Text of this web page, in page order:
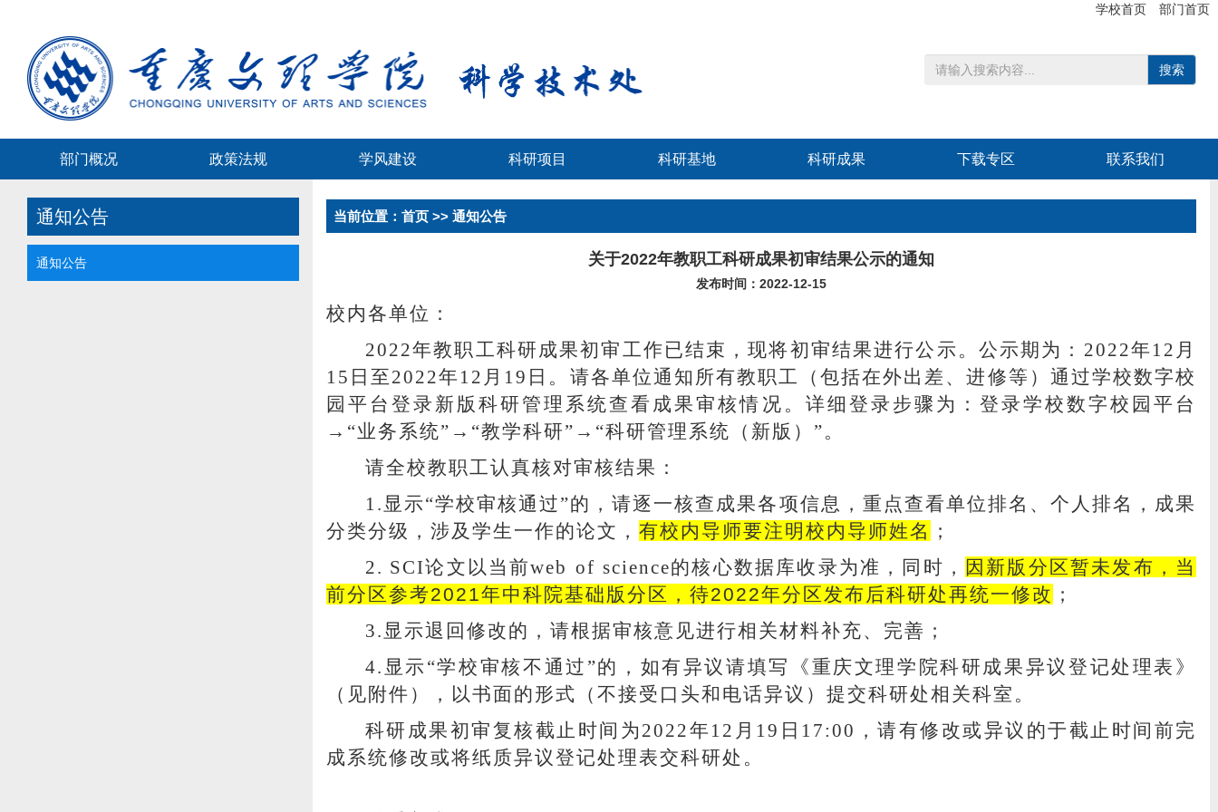
学校首页 部门首页
搜索
部门概况 政策法规 学风建设 科研项目 科研基地 科研成果 下载专区 联系我们
通知公告
通知公告
当前位置： 首页 >> 通知公告
关于2022年教职工科研成果初审结果公示的通知
发布时间：2022-12-15
校内各单位：
2022年教职工科研成果初审工作已结束，现将初审结果进行公示。公示期为：2022年12月
15日至2022年12月19日。请各单位通知所有教职工（包括在外出差、进修等）通过学校数字校
园平台登录新版科研管理系统查看成果审核情况。详细登录步骤为：登录学校数字校园平台
→“业务系统”→“教学科研”→“科研管理系统（新版）”。
请全校教职工认真核对审核结果：
1. 显示“学校审核通过”的，请逐一核查成果各项信息，重点查看单位排名、个人排名，成果
分类分级，涉及学生一作的论文， 有校内导师要注明校内导师姓名
；
2. SCI论文以当前web of science的核心数据库收录为准，同时，
因新版分区暂未发布，当
前分区参考2021年中科院基础版分区，待2022年分区发布后科研处再统一修改 ；
3. 显示退回修改的，请根据审核意见进行相关材料补充、完善；
4. 显示“学校审核不通过”的，如有异议请填写《重庆文理学院科研成果异议登记处理表》
（见附件），以书面的形式（不接受口头和电话异议）提交科研处相关科室。
科研成果初审复核截止时间为2022年12月19日17:00，请有修改或异议的于截止时间前完
成系统修改或将纸质异议登记处理表交科研处。